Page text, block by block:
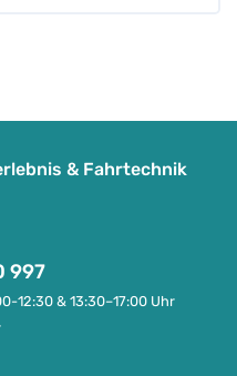
& Fahrtechnik
997
12:30 & 13:30–17:00 Uhr